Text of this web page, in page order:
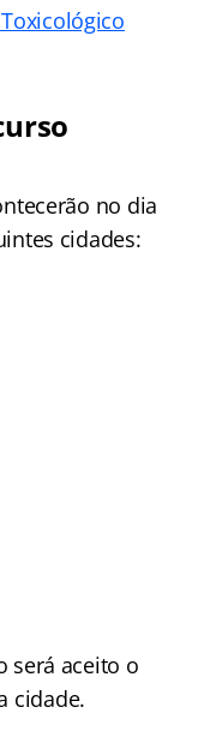
no dia
cidades:
será aceito o
cidade.